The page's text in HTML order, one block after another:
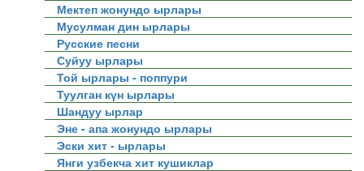
Мектеп жонундо ырлары
Мусулман дин ырлары
Русские песни
Суйуу ырлары
Той ырлары - поппури
Туулган күн ырлары
Шандуу ырлар
Эне - апа жонундо ырлары
Эски хит - ырлары
Янги узбекча хит кушиклар